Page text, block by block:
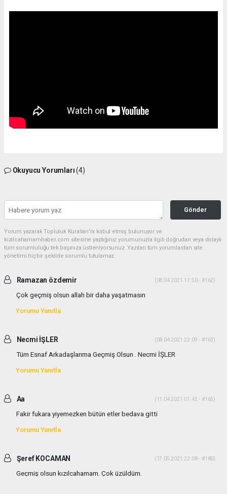
Okuyucu Yorumları(4)
Gönder
Yorum yazarak Topluluk Kuralları’nı kabul etmiş bulunuyor ve
kizilcahamamhaber.com sitesine yaptığınız yorumunuzla ilgili doğrudan veya dolaylı
tüm sorumluluğu tek başınıza üstleniyorsunuz. Yazılan tüm yorumlardan site
yönetimi hiçbir şekilde sorumlu tutulamaz.
Ramazan özdemir (08.04.2021 11:50 - #162)
Çok geçmiş olsun allah bir daha yaşatmasın
Yorumu Yanıtla
Necmi İŞLER (08.04.2021 22:09 - #163)
Tüm Esnaf Arkadaşlarıma Geçmiş Olsun . Necmi İŞLER
Yorumu Yanıtla
Aa (11.04.2021 01:42 - #165)
Fakir fukara yiyemezken bütün etler bedava gitti
Yorumu Yanıtla
Şeref KOCAMAN (17.05.2021 22:08 - #180)
Geçmiş olsun kızılcahamam. Çok üzüldüm.